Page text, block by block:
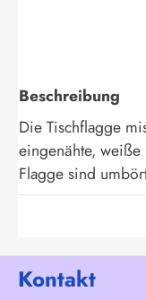
Beschreibung
Die Tischflagge
eingenähte,
Flagge sind
Kontakt